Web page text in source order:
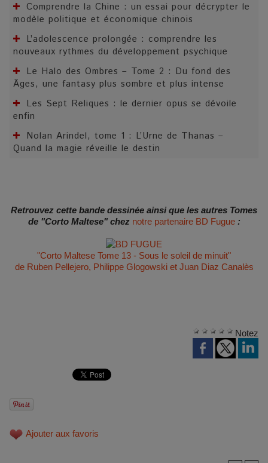
Comprendre la Chine : un essai pour décrypter le
modèle politique et économique chinois
L’adolescence prolongée : comprendre les
nouveaux rythmes du développement psychique
Le Halo des Ombres – Tome 2 : Du fond des
Âges, une fantasy plus sombre et plus intense
Les Sept Reliques : le dernier opus se dévoile
enfin
Nolan Arindel, tome 1 : L’Urne de Thanas –
Quand la magie réveille le destin
Retrouvez cette bande dessinée ainsi que les autres Tomes
de "Corto Maltese" chez notre partenaire BD Fugue:
"Corto Maltese Tome 13 - Sous le soleil de minuit"
de Ruben Pellejero, Philippe Glogowski et Juan Diaz Canalès
Notez
Ajouter aux favoris